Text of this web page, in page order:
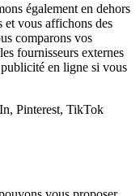
également en dehors
et vous affichons des
comparons vos
fournisseurs externes
en ligne si vous
Pinterest, TikTok